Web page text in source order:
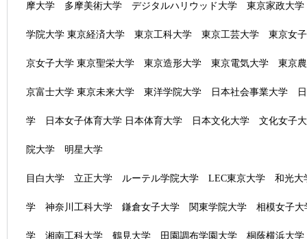
摩大学 多摩美術大学 デジタルハリウッド大学 東京家政大
学院大学 東京経済大学 東京工科大学 東京工芸大学 東京女
京女子大学 東京聖栄大学 東京造形大学 東京電気大学 東京
京富士大学 東京未来大学 東洋学院大学 日本社会事業大学 日
学 日本女子体育大学 日本体育大学 日本文化大学 文化女子
院大学 明星大学
目白大学 立正大学 ルーテル学院大学 LEC東京大学 和光大
学 神奈川工科大学 鎌倉女子大学 関東学院大学 相模女子大
学 湘南工科大学 鶴見大学 田園調布学園大学 桐蔭横浜大学